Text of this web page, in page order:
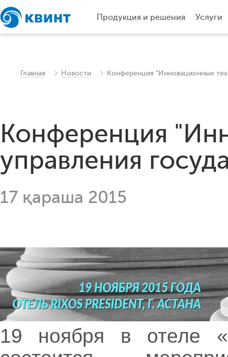
Продукция и решения Услуги
Главная Новости Конференция "Инновационные
Конференция
управления
17 қараша 2015
19 ноября в отеле